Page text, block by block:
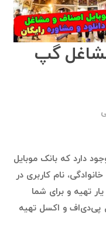
گپ
دارد که بانک موبایل
نام کاربری در
تهیه و برای شما
پی‌دی‌اف و اکسل تهیه